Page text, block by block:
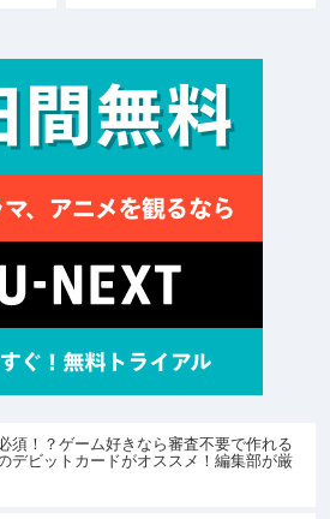
須！？ゲーム好きなら審査不要で作れる
デビットカードがオススメ！編集部が厳